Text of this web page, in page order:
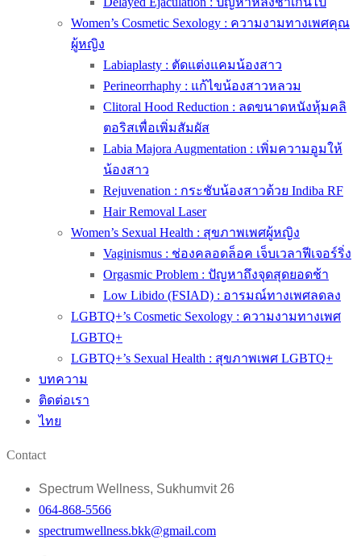
Women’s Cosmetic Sexology : ความงามทางเพศคุณ
ผู้หญิง
Labiaplasty : ตัดแต่งแคมน้องสาว
Perineorrhaphy : แก้ไขน้องสาวหลวม
Clitoral Hood Reduction : ลดขนาดหนังหุ้มคลิ
ตอริสเพื่อเพิ่มสัมผัส
Labia Majora Augmentation : เพิ่มความอูมให้
น้องสาว
Rejuvenation : กระชับน้องสาวด้วย Indiba RF
Hair Removal Laser
Women’s Sexual Health : สุขภาพเพศผู้หญิง
Vaginismus : ช่องคลอดล็อค เจ็บเวลาฟีเจอร์ริ่ง
Orgasmic Problem : ปัญหาถึงจุดสุดยอดช้า
Low Libido (FSIAD) : อารมณ์ทางเพศลดลง
LGBTQ+’s Cosmetic Sexology : ความงามทางเพศ
LGBTQ+
LGBTQ+’s Sexual Health : สุขภาพเพศ LGBTQ+
บทความ
ติดต่อเรา
ไทย
Contact
Spectrum Wellness, Sukhumvit 26
064-868-5566
spectrumwellness.bkk@gmail.com